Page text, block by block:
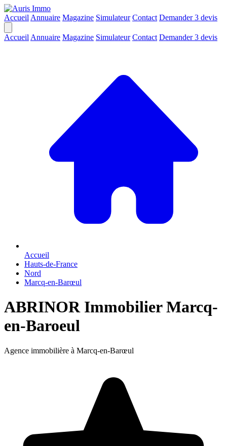
Accueil Annuaire Magazine Simulateur Contact Demander 3 devis
Accueil Annuaire Magazine Simulateur Contact Demander 3 devis
Accueil
Hauts-de-France
Nord
Marcq-en-Barœul
ABRINOR Immobilier Marcq-
en-Baroeul
Agence immobilière à Marcq-en-Barœul